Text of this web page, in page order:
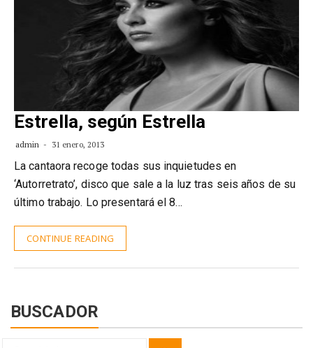
Estrella, según Estrella
admin 31 enero, 2013
La cantaora recoge todas sus inquietudes en
‘Autorretrato’, disco que sale a la luz tras seis años de su
último trabajo. Lo presentará el 8…
CONTINUE READING
BUSCADOR